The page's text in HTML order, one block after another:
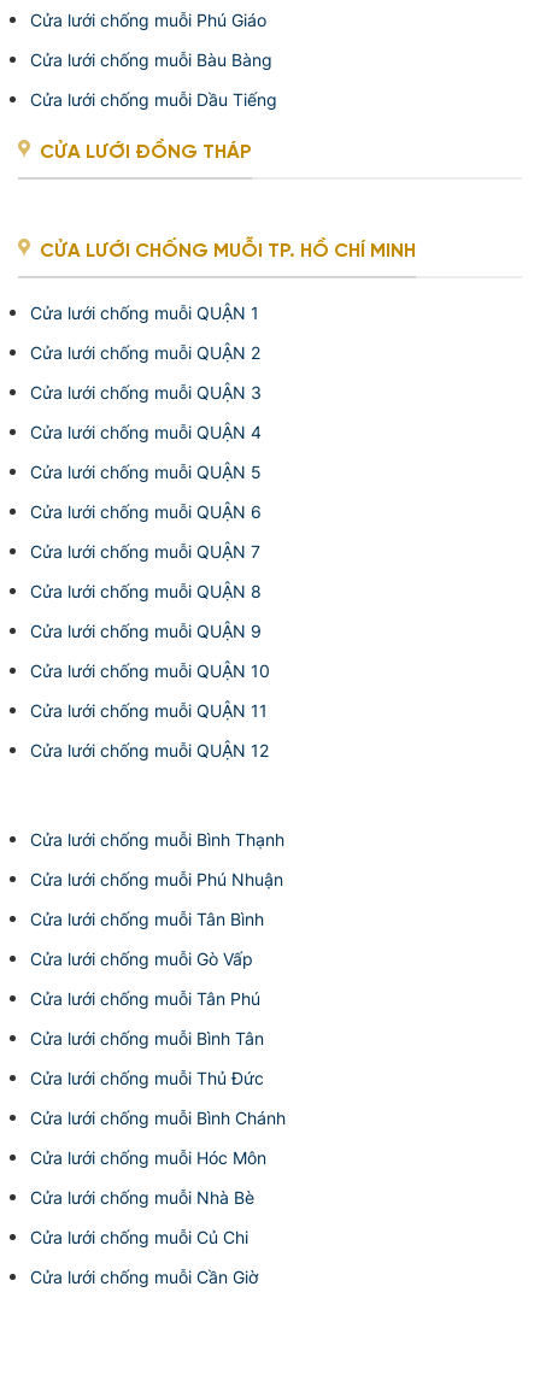
Cửa lưới chống muỗi Phú Giáo
Cửa lưới chống muỗi Bàu Bàng
Cửa lưới chống muỗi Dầu Tiếng
CỬA LƯỚI ĐỒNG THÁP
CỬA LƯỚI CHỐNG MUỖI TP. HỒ CHÍ MINH
Cửa lưới chống muỗi QUẬN 1
Cửa lưới chống muỗi QUẬN 2
Cửa lưới chống muỗi QUẬN 3
Cửa lưới chống muỗi QUẬN 4
Cửa lưới chống muỗi QUẬN 5
Cửa lưới chống muỗi QUẬN 6
Cửa lưới chống muỗi QUẬN 7
Cửa lưới chống muỗi QUẬN 8
Cửa lưới chống muỗi QUẬN 9
Cửa lưới chống muỗi QUẬN 10
Cửa lưới chống muỗi QUẬN 11
Cửa lưới chống muỗi QUẬN 12
Cửa lưới chống muỗi Bình Thạnh
Cửa lưới chống muỗi Phú Nhuận
Cửa lưới chống muỗi Tân Bình
Cửa lưới chống muỗi Gò Vấp
Cửa lưới chống muỗi Tân Phú
Cửa lưới chống muỗi Bình Tân
Cửa lưới chống muỗi Thủ Đức
Cửa lưới chống muỗi Bình Chánh
Cửa lưới chống muỗi Hóc Môn
Cửa lưới chống muỗi Nhà Bè
Cửa lưới chống muỗi Củ Chi
Cửa lưới chống muỗi Cần Giờ